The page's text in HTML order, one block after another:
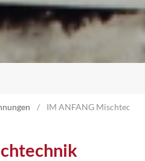
IM ANFANG